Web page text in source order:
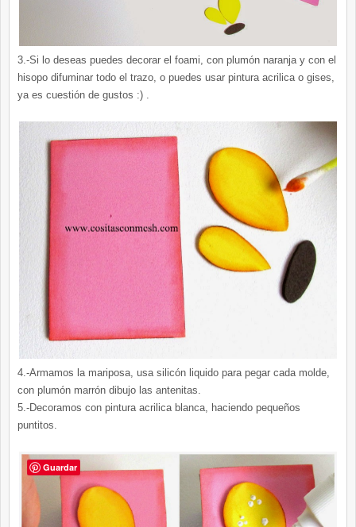
3.-Si lo deseas puedes decorar el foami, con plumón naranja y con el
hisopo difuminar todo el trazo, o puedes usar pintura acrilica o gises,
ya es cuestión de gustos :) .
4.-Armamos la mariposa, usa silicón liquido para pegar cada molde,
con plumón marrón dibujo las antenitas.
5.-Decoramos con pintura acrilica blanca, haciendo pequeños
puntitos.
Guardar